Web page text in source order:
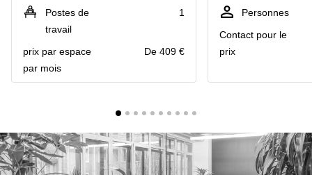
la
Neuve
Wavre
Anvers
Centre
d'affaires
Gand
Centre
Coworking
Ixelles
Postes de
travail
1
prix par espace
par mois
De 409 €
Personnes
Contact pour le
prix